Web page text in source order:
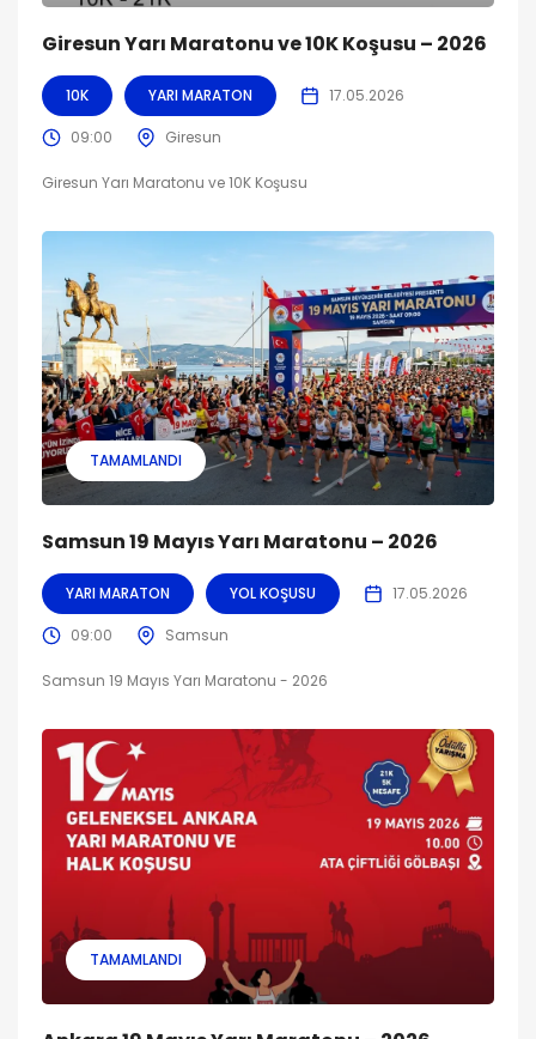
Giresun Yarı Maratonu ve 10K Koşusu – 2026
10K YARI MARATON 17.05.2026
09:00 Giresun
Giresun Yarı Maratonu ve 10K Koşusu
TAMAMLANDI
Samsun 19 Mayıs Yarı Maratonu – 2026
YARI MARATON YOL KOŞUSU 17.05.2026
09:00 Samsun
Samsun 19 Mayıs Yarı Maratonu - 2026
TAMAMLANDI